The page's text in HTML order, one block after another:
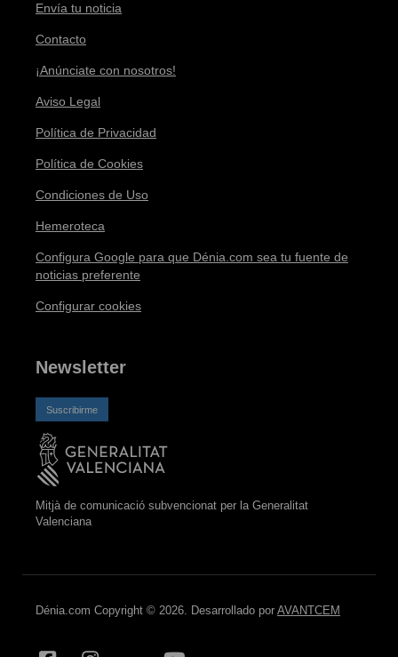
Envía tu noticia
Contacto
¡Anúnciate con nosotros!
Aviso Legal
Política de Privacidad
Política de Cookies
Condiciones de Uso
Hemeroteca
Configura Google para que Dénia.com sea tu fuente de
noticias preferente
Configurar cookies
Newsletter
Suscribirme
Mitjà de comunicació subvencionat per la Generalitat
Valenciana
Dénia.com Copyright © 2026. Desarrollado por AVANTCEM